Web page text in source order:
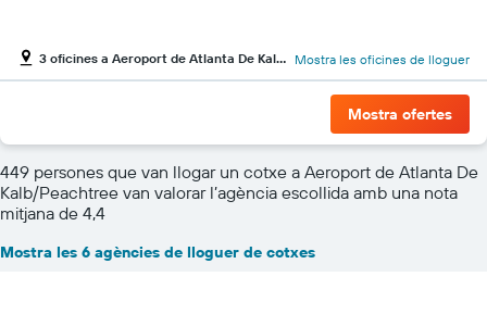
3 oficines a Aeroport de Atlanta De Kalb/Peachtree Mostra les oficines de lloguer
Mostra ofertes
449 persones que van llogar un cotxe a Aeroport de Atlanta De
Kalb/Peachtree van valorar l’agència escollida amb una nota
mitjana de 4,4
Mostra les 6 agències de lloguer de cotxes